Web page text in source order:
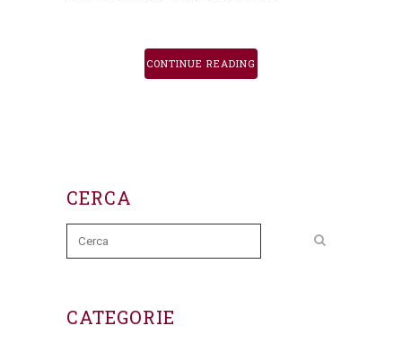
CONTINUE READING
CERCA
CATEGORIE